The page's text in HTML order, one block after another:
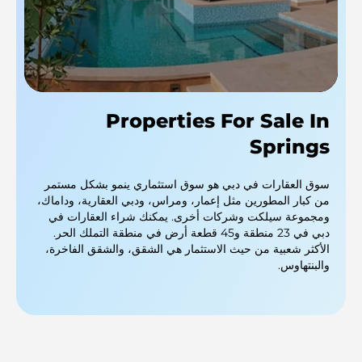
Properties For Sale In
Springs
سوق العقارات في دبي هو سوق استثماري ينمو بشكل مستمر
من كبار المطورين مثل إعمار، ومراس، ودبي العقارية، وداماك،
ومجموعة سيلكت وشركات أخرى. يمكنك شراء العقارات في
دبي في 23 منطقة و45 قطعة أرض في منطقة التملك الحر.
الأكثر شعبية من حيث الاستثمار هي الشقق، والشقق الفاخرة،
والبنتهاوس.